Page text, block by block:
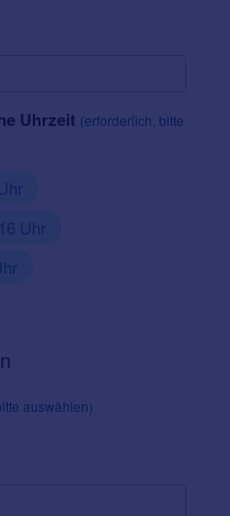
Uhrzeit (erforderlich, bitte
Uhr
auswählen)